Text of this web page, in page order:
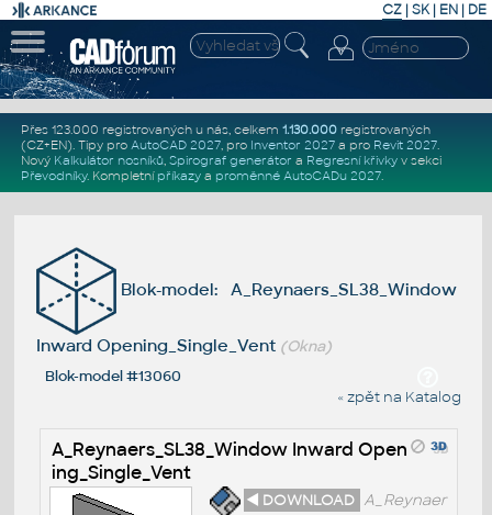
CZ | SK| EN | DE
Přes 123.000 registrovaných u nás, celkem 1.130.000registrovaných
(CZ+EN). Tipy pro AutoCAD 2027, pro Inventor 2027a pro Revit 2027.
Nový Kalkulátor nosníků, Spirograf generátor a Regresní křivkyv sekci
Převodníky. Kompletní příkazya proměnné AutoCADu 2027.
Blok-model: A_Reynaers_SL38_Window
Inward Opening_Single_Vent (Okna)
Blok-model #13060
« zpět na Katalog
A_Reynaers_SL38_Window Inward Open
ing_Single_Vent
◄ DOWNLOAD A_Reynaer